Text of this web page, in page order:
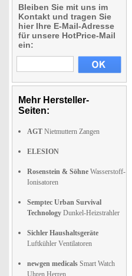
Bleiben Sie mit uns im
Kontakt und tragen Sie
hier Ihre E-Mail-Adresse
für unsere HotPrice-Mail
ein:
Mehr Hersteller-
Seiten:
AGT Nietmuttern Zangen
ELESION
Rosenstein & Söhne Wasserstoff-
Ionisatoren
Semptec Urban Survival
Technology Dunkel-Heizstrahler
Sichler Haushaltsgeräte
Luftkühler Ventilatoren
newgen medicals Smart Watch
Uhren Herren